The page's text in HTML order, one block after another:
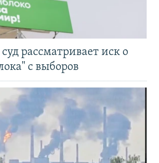
рассматривает иск о
с выборов